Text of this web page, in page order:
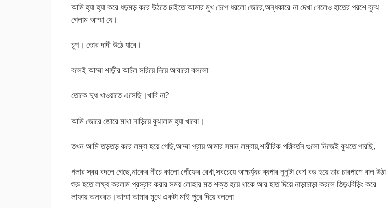
আমি হ্যা হ্যা করে ধড়মড় করে উঠতে চাইতে আমার মুখ চেপে ধরলো জোরে,অন্ধকারে না দেখা গেলেও হাতের পরশে বুঝে
গেলাম আম্মা যে।
চুপ। তোর দাদী উঠে যাবে।
বলেই আম্মা শাড়ীর আচঁল সরিয়ে দিয়ে আবারো বললো
তোকে দুধ খাওয়াতে এসেছি।খাবি না?
আমি জোরে জোরে মাথা নাড়িয়ে বুঝালাম হ্যা খাবো।
তখন আমি তড়তড় করে লম্বা হয়ে গেছি,আম্মা প্রায় আমার সমান লম্বায়,শারীরিক পরিবর্তন গুলো নিজেই বুঝতে পারছি,
গলার স্বর বদলে গেছে,নাকের নীচে কালো গোঁফের রেখা,সবচেয়ে আশ্চর্য্যর ব্যপার নুনুটা বেশ বড় হয়ে তার চারপাশে বাল উঠা
শুরু হতে লক্ষ্য করলাম প্রস্রাব করার সময় লোহার মত শক্ত হয়ে থাকে আর হাত দিয়ে নাড়াচাড়া করলে তিড়ংবিড়িং করে
লাফায় অনবরত।আম্মা আমার মুখে একটা মাই পুরে দিয়ে বললো